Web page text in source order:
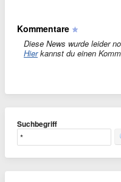
Kommentare
Diese News wurde leider
Hierkannst du einen
Suchbegriff